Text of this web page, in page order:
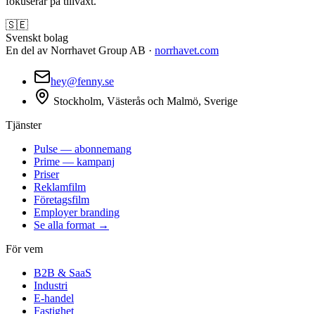
🇸🇪
Svenskt bolag
En del av Norrhavet Group AB · norrhavet.com
hey@fenny.se
Stockholm, Västerås och Malmö, Sverige
Tjänster
Pulse — abonnemang
Prime — kampanj
Priser
Reklamfilm
Företagsfilm
Employer branding
Se alla format →
För vem
B2B & SaaS
Industri
E-handel
Fastighet